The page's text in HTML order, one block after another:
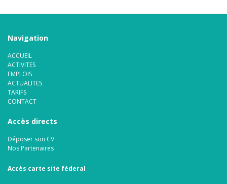
Navigation
ACCUEIL
ACTIVITES
EMPLOIS
ACTUALITES
TARIFS
CONTACT
Accès directs
Déposer son CV
Nos Partenaires
Accès carte site féderal